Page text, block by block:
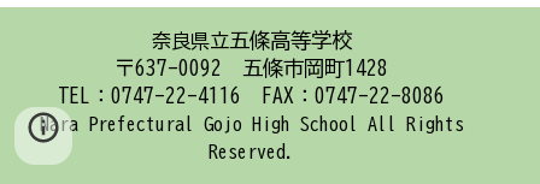
奈良県立五條高等学校
〒637-0092 五條市岡町1428
TEL：0747-22-4116 FAX：0747-22-8086
Nara Prefectural Gojo High School All Rights
Reserved.